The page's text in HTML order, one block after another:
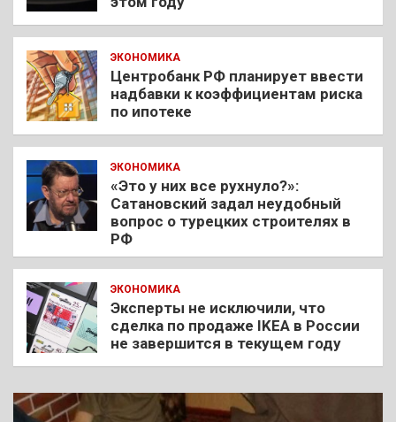
ЭКОНОМИКА
Центробанк РФ планирует ввести
надбавки к коэффициентам риска
по ипотеке
ЭКОНОМИКА
«Это у них все рухнуло?»:
Сатановский задал неудобный
вопрос о турецких строителях в
РФ
ЭКОНОМИКА
Эксперты не исключили, что
сделка по продаже IKEA в России
не завершится в текущем году